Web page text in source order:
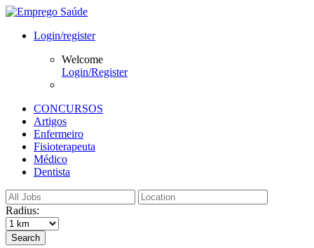
Login/register
Welcome
Login/Register
CONCURSOS
Artigos
Enfermeiro
Fisioterapeuta
Médico
Dentista
Radius:
Search